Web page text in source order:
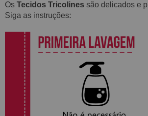
Os Tecidos Tricolines são delicados e
Siga as instruções: